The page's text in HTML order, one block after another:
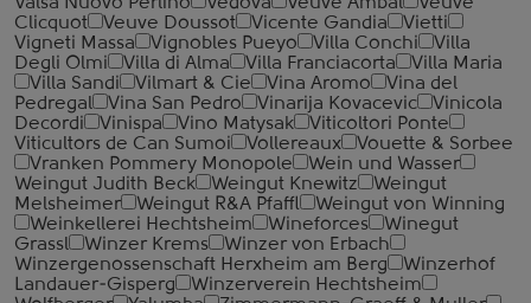
Clicquot
Veuve Doussot Vicente Gandia
Vietti
Vigneti Massa
Vignobles Pueyo Villa Conchi
Villa
Degli Olmi
Villa di Alma Villa Franciacorta
Villa Maria
Villa Sandi
Vilmart & Cie Vina Aromo
Vina del
Pedregal
Vina San Pedro Vinarija Kovacevic
Vinicola
Decordi
Vinispa Vino Matysak
Viticoltori Ponte
Viticultors de Can Sumoi
Vollereaux
Vouette & Sorbee
Vranken Pommery Monopole
Wein und Wasser
Weingut Judith Beck
Weingut Knewitz
Weingut
Melsheimer
Weingut R&A Pfaffl
Weingut von Winning
Weinkellerei Hechtsheim
Wineforces
Winegut
Grassl
Winzer Krems
Winzer von Erbach
Winzergenossenschaft Herxheim am Berg
Winzerhof
Landauer-Gisperg
Winzerverein Hechtsheim